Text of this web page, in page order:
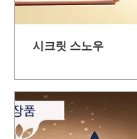
시크릿 스노우